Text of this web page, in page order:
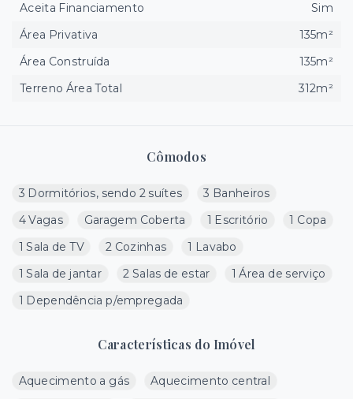
Cômodos
3 Dormitórios, sendo 2 suítes
3 Banheiros
4 Vagas
Garagem Coberta 1 Escritório
1 Copa
1 Sala de TV
2 Cozinhas
1 Lavabo
1 Sala de jantar
2 Salas de estar
1 Área de serviço
1 Dependência p/empregada
Características do Imóvel
Aquecimento a gás
Aquecimento central
Aceita Financiamento
Sim
Área Privativa
135m²
Área Construída
135m²
Terreno Área Total
312m²